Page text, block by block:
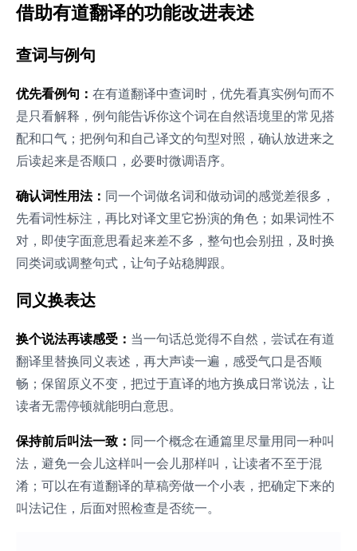
借助有道翻译的功能改进表述
查词与例句
优先看例句： 在有道翻译中查词时，优先看真实例句而不
是只看解释，例句能告诉你这个词在自然语境里的常见搭
配和口气；把例句和自己译文的句型对照，确认放进来之
后读起来是否顺口，必要时微调语序。
确认词性用法： 同一个词做名词和做动词的感觉差很多，
先看词性标注，再比对译文里它扮演的角色；如果词性不
对，即使字面意思看起来差不多，整句也会别扭，及时换
同类词或调整句式，让句子站稳脚跟。
同义换表达
换个说法再读感受： 当一句话总觉得不自然，尝试在有道
翻译里替换同义表述，再大声读一遍，感受气口是否顺
畅；保留原义不变，把过于直译的地方换成日常说法，让
读者无需停顿就能明白意思。
保持前后叫法一致： 同一个概念在通篇里尽量用同一种叫
法，避免一会儿这样叫一会儿那样叫，让读者不至于混
淆；可以在有道翻译的草稿旁做一个小表，把确定下来的
叫法记住，后面对照检查是否统一。